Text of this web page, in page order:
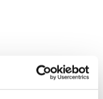
Popov 75 57 [10-7]